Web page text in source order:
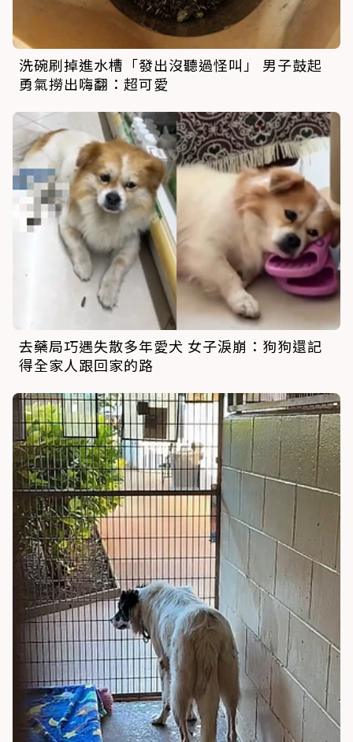
洗碗刷掉進水槽「發出沒聽過怪叫」 男子鼓起
勇氣撈出嗨翻：超可愛
去藥局巧遇失散多年愛犬 女子淚崩：狗狗還記
得全家人跟回家的路